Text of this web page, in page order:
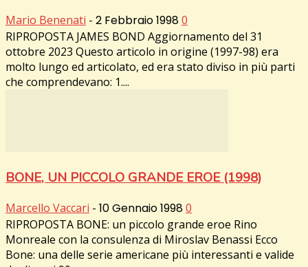
Mario Benenati - 2 Febbraio 19980
RIPROPOSTA JAMES BOND Aggiornamento del 31
ottobre 2023 Questo articolo in origine (1997-98) era
molto lungo ed articolato, ed era stato diviso in più parti
che comprendevano: 1....
BONE, UN PICCOLO GRANDE EROE (1998)
Marcello Vaccari - 10 Gennaio 19980
RIPROPOSTA BONE: un piccolo grande eroe Rino
Monreale con la consulenza di Miroslav Benassi Ecco
Bone: una delle serie americane più interessanti e valide